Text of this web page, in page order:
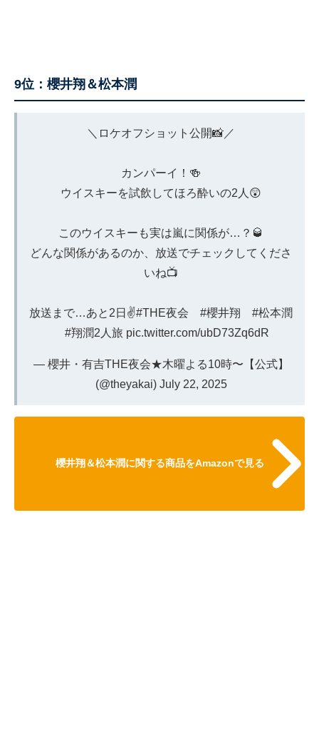
9位：櫻井翔＆松本潤
＼ロケオフショット公開📸／
カンパーイ！🍻
ウイスキーを試飲してほろ酔いの2人😲
このウイスキーも実は嵐に関係が…？🥃
どんな関係があるのか、放送でチェックしてくださ
いね📺
放送まで…あと2日✌️#THE夜会 #櫻井翔
#松本潤
#翔潤2人旅 pic.twitter.com/ubD73Zq6dR
— 櫻井・有吉THE夜会★木曜よる10時〜【公式】
(@theyakai) July 22, 2025
櫻井翔＆松本潤に関する商品をAmazonで見る